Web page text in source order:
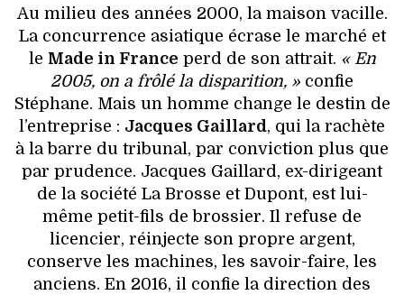
Au milieu des années 2000, la maison vacille.
La concurrence asiatique écrase le marché et
le Made in France perd de son attrait. « En
2005, on a frôlé la disparition, » confie
Stéphane. Mais un homme change le destin de
l’entreprise : Jacques Gaillard, qui la rachète
à la barre du tribunal, par conviction plus que
par prudence. Jacques Gaillard, ex-dirigeant
de la société La Brosse et Dupont, est lui-
même petit-fils de brossier. Il refuse de
licencier, réinjecte son propre argent,
conserve les machines, les savoir-faire, les
anciens. En 2016, il confie la direction des